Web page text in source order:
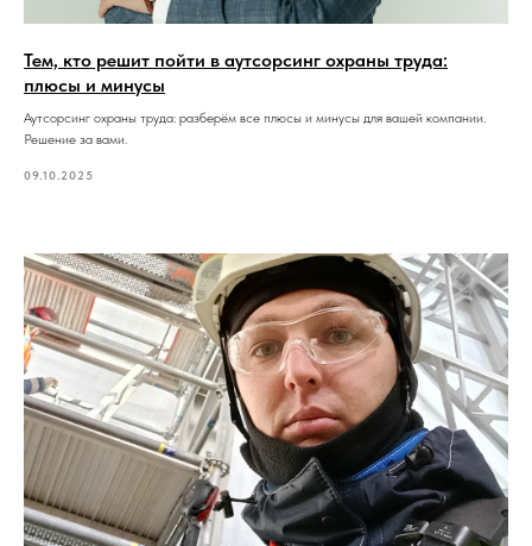
Тем, кто решит пойти в аутсорсинг охраны труда:
плюсы и минусы
Аутсорсинг охраны труда: разберём все плюсы и минусы для вашей компании.
Решение за вами.
09.10.2025